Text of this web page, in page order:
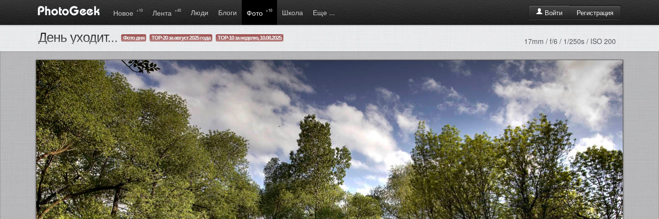
Войти Регистрация
Новое +10 Лента +45 Люди Блоги Фото +10 Школа Еще ...
День уходит... Фото дня TOP-20 за август 2025 года TOP-10 за неделю, 10.08.2025 17mm / f/6 / 1/250s / ISO 200